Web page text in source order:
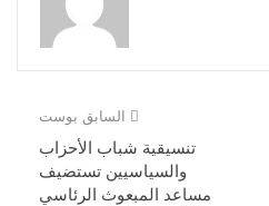
السابق بوست
تنسيقية شباب الأحزاب
والسياسيين تستضيف
مساعد المبعوث الرئاسي